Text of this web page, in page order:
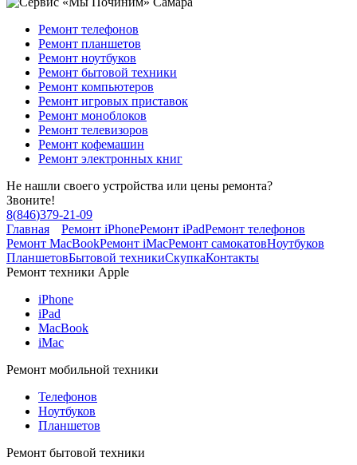
Ремонт телефонов
Ремонт планшетов
Ремонт ноутбуков
Ремонт бытовой техники
Ремонт компьютеров
Ремонт игровых приставок
Ремонт моноблоков
Ремонт телевизоров
Ремонт кофемашин
Ремонт электронных книг
Не нашли своего устройства или цены ремонта?
Звоните!
8(846)379-21-09
Главная
Ремонт iPhoneРемонт iPadРемонт телефонов
Ремонт MacBookРемонт iMacРемонт самокатовНоутбуков
ПланшетовБытовой техникиСкупкаКонтакты
Ремонт техники Apple
iPhone
iPad
MacBook
iMac
Ремонт мобильной техники
Телефонов
Ноутбуков
Планшетов
Ремонт бытовой техники